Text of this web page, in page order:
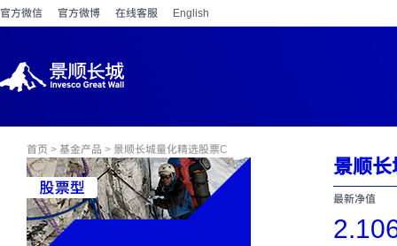
官方微信 官方微博 在线客服 English
首页 > 基金产品 > 景顺长城量化精选股票C
景顺长
最新净值